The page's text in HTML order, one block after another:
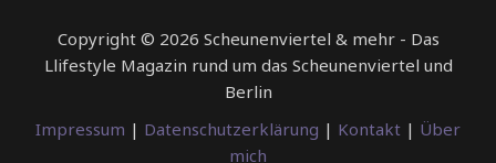
Copyright © 2026 Scheunenviertel & mehr - Das
Llifestyle Magazin rund um das Scheunenviertel und
Berlin
Impressum | Datenschutzerklärung | Kontakt | Über
mich